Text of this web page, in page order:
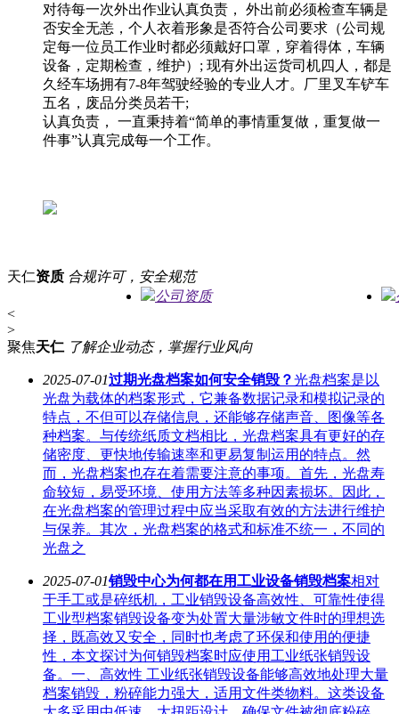
对待每一次外出作业认真负责， 外出前必须检查车辆是
否安全无恙，个人衣着形象是否符合公司要求（公司规
定每一位员工作业时都必须戴好口罩，穿着得体，车辆
设备，定期检查，维护）; 现有外出运货司机四人，都是
久经车场拥有7-8年驾驶经验的专业人才。厂里叉车铲车
五名，废品分类员若干;
认真负责， 一直秉持着“简单的事情重复做，重复做一
件事”认真完成每一个工作。
天仁资质 合规许可，安全规范
公司资质
<
>
聚焦天仁 了解企业动态，掌握行业风向
2025-07-01过期光盘档案如何安全销毁？光盘档案是以
光盘为载体的档案形式，它兼备数据记录和模拟记录的
特点，不但可以存储信息，还能够存储声音、图像等各
种档案。与传统纸质文档相比，光盘档案具有更好的存
储密度、更快地传输速率和更易复制运用的特点。然
而，光盘档案也存在着需要注意的事项。首先，光盘寿
命较短，易受环境、使用方法等多种因素损坏。因此，
在光盘档案的管理过程中应当采取有效的方法进行维护
与保养。其次，光盘档案的格式和标准不统一，不同的
光盘之
2025-07-01销毁中心为何都在用工业设备销毁档案相对
于手工或是碎纸机，工业销毁设备高效性、可靠性使得
工业型档案销毁设备变为处置大量涉敏文件时的理想选
择，既高效又安全，同时也考虑了环保和使用的便捷
性，本文探讨为何销毁档案时应使用工业纸张销毁设
备。一、高效性 工业纸张销毁设备能够高效地处理大量
档案销毁，粉碎能力强大，适用文件类物料。这类设备